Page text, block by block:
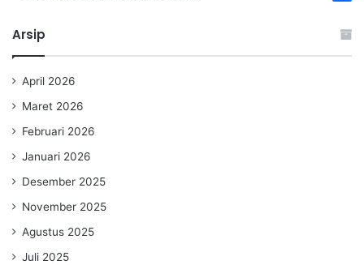
Arsip
April 2026
Maret 2026
Februari 2026
Januari 2026
Desember 2025
November 2025
Agustus 2025
Juli 2025